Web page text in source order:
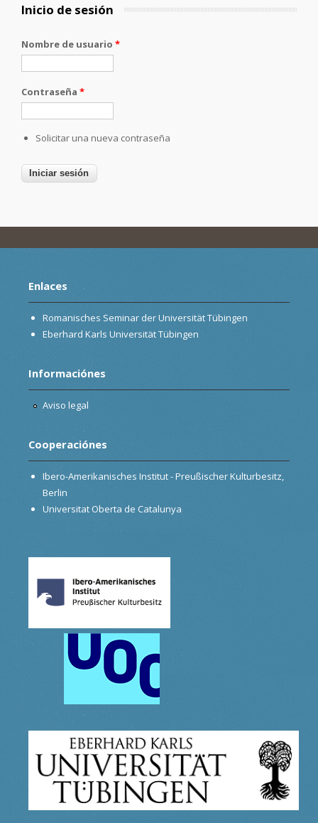
Inicio de sesión
Nombre de usuario *
Contraseña *
Solicitar una nueva contraseña
Enlaces
Romanisches Seminar der Universität Tübingen
Eberhard Karls Universität Tübingen
Informaciónes
Aviso legal
Cooperaciónes
Ibero-Amerikanisches Institut - Preußischer Kulturbesitz,
Berlin
Universitat Oberta de Catalunya